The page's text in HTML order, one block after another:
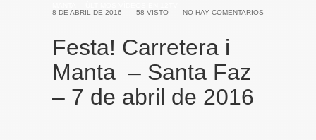
8 DE ABRIL DE 2016
- 58 VISTO - NO HAY COMENTARIOS
Festa! Carretera i
Manta – Santa Faz
– 7 de abril de 2016